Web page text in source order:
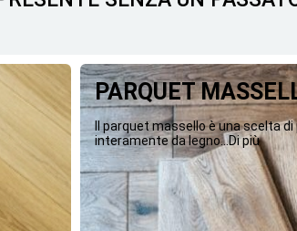
PARQUET
Il parquet massello è una scelta
interamente da legno...Di più